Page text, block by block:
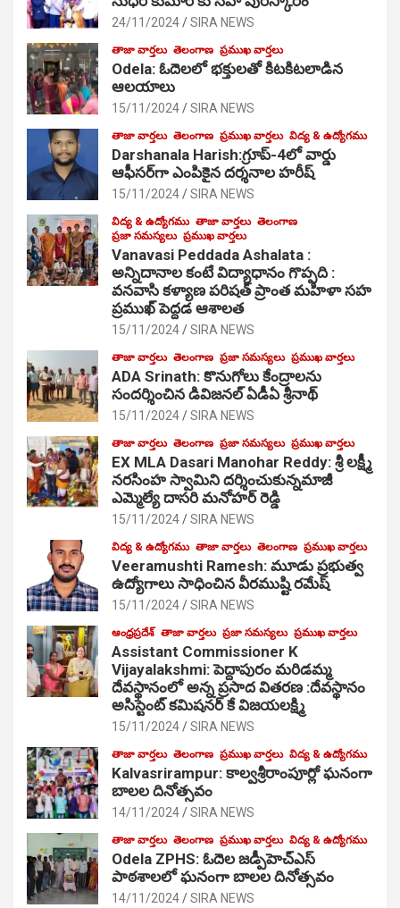
24/11/2024 SIRA NEWS
తాజా వార్తలు తెలంగాణ ప్రముఖ వార్తలు
Odela: ఓదెల‌లో భక్తులతో కిటకిటలాడిన
ఆల‌యాలు
15/11/2024 SIRA NEWS
తాజా వార్తలు తెలంగాణ ప్రముఖ వార్తలు విద్య & ఉద్యోగము
Darshanala Harish:గ్రూప్-4లో వార్డు
ఆఫీసర్‌గా ఎంపికైన దర్శనాల హరీష్
15/11/2024 SIRA NEWS
విద్య & ఉద్యోగము తాజా వార్తలు తెలంగాణ
ప్రజా సమస్యలు ప్రముఖ వార్తలు
Vanavasi Peddada Ashalata :
అన్నిదానాల కంటే విద్యాధానం గొప్పది :
వనవాసి కళ్యాణ పరిషత్ ప్రాంత మహిళా సహ
ప్రముఖ్ పెద్దడ ఆశాలత
15/11/2024 SIRA NEWS
తాజా వార్తలు తెలంగాణ ప్రజా సమస్యలు ప్రముఖ వార్తలు
ADA Srinath: కొనుగోలు కేంద్రాల‌ను
సంద‌ర్శించిన డివిజనల్ ఏడీఏ శ్రీనాథ్
15/11/2024 SIRA NEWS
తాజా వార్తలు తెలంగాణ ప్రజా సమస్యలు ప్రముఖ వార్తలు
EX MLA Dasari Manohar Reddy: శ్రీ లక్ష్మీ
నరసింహ స్వామిని దర్శించుకున్నమాజీ
ఎమ్మెల్యే దాసరి మనోహర్ రెడ్డి
15/11/2024 SIRA NEWS
విద్య & ఉద్యోగము తాజా వార్తలు తెలంగాణ ప్రముఖ వార్తలు
Veeramushti Ramesh: మూడు ప్రభుత్వ
ఉద్యోగాలు సాధించిన వీరముష్టి రమేష్
15/11/2024 SIRA NEWS
ఆంధ్రప్రదేశ్ తాజా వార్తలు ప్రజా సమస్యలు ప్రముఖ వార్తలు
Assistant Commissioner K
Vijayalakshmi: పెద్దాపురం మరిడమ్మ
దేవస్థానంలో అన్న ప్రసాద వితరణ :దేవస్థానం
అసిస్టెంట్ కమిషనర్ కే విజయలక్ష్మి
15/11/2024 SIRA NEWS
తాజా వార్తలు తెలంగాణ ప్రముఖ వార్తలు విద్య & ఉద్యోగము
Kalvasrirampur: కాల్వశ్రీరాంపూర్లో ఘనంగా
బాలల దినోత్సవం
14/11/2024 SIRA NEWS
తాజా వార్తలు తెలంగాణ ప్రముఖ వార్తలు విద్య & ఉద్యోగము
Odela ZPHS: ఓదెల జ‌డ్పీహెచ్ఎస్
పాఠ‌శాల‌లో ఘనంగా బాలల దినోత్సవం
14/11/2024 SIRA NEWS